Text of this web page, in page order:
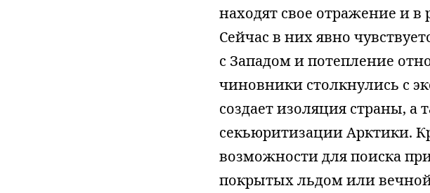
находят свое отражение и в
Сейчас в них явно
с Западом и потепление
чиновники столкнулись с
создает изоляция страны,
секьюритизации Арктики.
возможности для поиска
покрытых льдом или